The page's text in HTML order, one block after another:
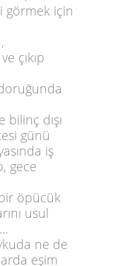
görmek için
çıkıp
bilinç dışı
günü
iş
gece
öpücük
usul
ne de
eşim